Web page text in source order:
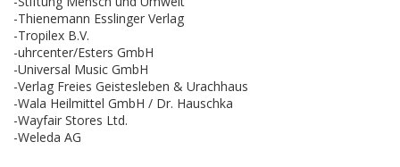
-Thienemann Esslinger Verlag
-Tropilex B.V.
-uhrcenter/Esters GmbH
-Universal Music GmbH
-Verlag Freies Geistesleben & Urachhaus
-Wala Heilmittel GmbH / Dr. Hauschka
-Wayfair Stores Ltd.
-Weleda AG